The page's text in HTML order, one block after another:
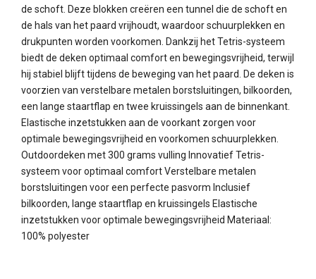
de schoft. Deze blokken creëren een tunnel die de schoft en
de hals van het paard vrijhoudt, waardoor schuurplekken en
drukpunten worden voorkomen. Dankzij het Tetris-systeem
biedt de deken optimaal comfort en bewegingsvrijheid, terwijl
hij stabiel blijft tijdens de beweging van het paard. De deken is
voorzien van verstelbare metalen borstsluitingen, bilkoorden,
een lange staartflap en twee kruissingels aan de binnenkant.
Elastische inzetstukken aan de voorkant zorgen voor
optimale bewegingsvrijheid en voorkomen schuurplekken.
Outdoordeken met 300 grams vulling Innovatief Tetris-
systeem voor optimaal comfort Verstelbare metalen
borstsluitingen voor een perfecte pasvorm Inclusief
bilkoorden, lange staartflap en kruissingels Elastische
inzetstukken voor optimale bewegingsvrijheid Materiaal:
100% polyester